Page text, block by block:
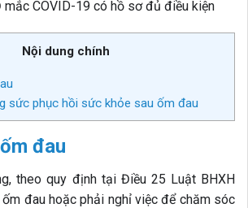
COVID-19 có hồ sơ đủ điều kiện
Nội dung chính
sức phục hồi sức khỏe sau ốm đau
đau
theo quy định tại Điều 25 Luật BHXH
đau hoặc phải nghỉ việc để chăm sóc